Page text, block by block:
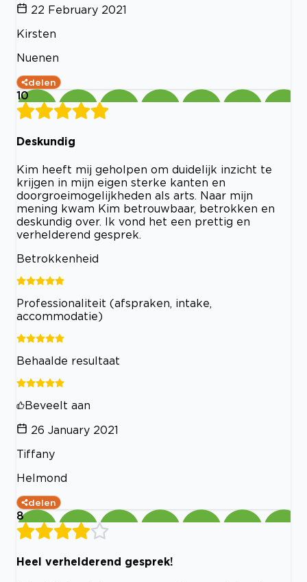
22 February 2021
Kirsten
Nuenen
delen
10
Deskundig
Kim heeft mij geholpen om duidelijk inzicht te
krijgen in mijn eigen sterke kanten en
doorgroeimogelijkheden als arts. Naar mijn
mening kwam Kim betrouwbaar, betrokken en
deskundig over. Ik vond het een prettig en
verhelderend gesprek.
Betrokkenheid
Professionaliteit (afspraken, intake,
accommodatie)
Behaalde resultaat
Beveelt aan
26 January 2021
Tiffany
Helmond
delen
8
Heel verhelderend gesprek!